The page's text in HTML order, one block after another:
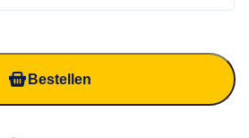
Bestellen